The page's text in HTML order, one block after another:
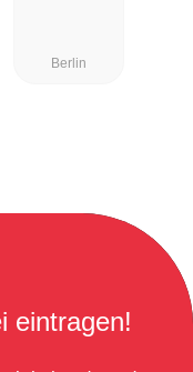
Berlin
eintragen!